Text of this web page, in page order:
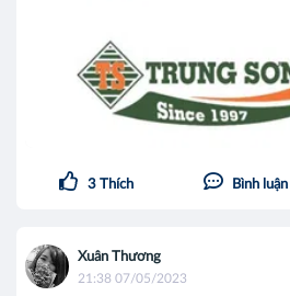
3 Thích Bình luận
Xuân Thương
21:38 07/05/2023